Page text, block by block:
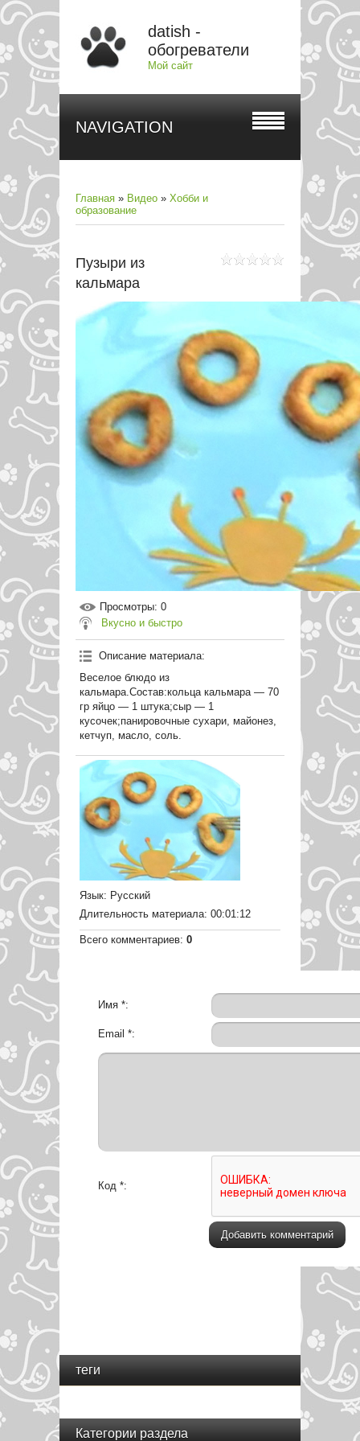
datish -
обогреватели
Мой сайт
NAVIGATION
Главная » Видео » Хобби и
образование
Пузыри из
кальмара
Просмотры: 0
Вкусно и быстро
Описание материала:
Веселое блюдо из
кальмара.Состав:кольца кальмара — 70
гр яйцо — 1 штука;сыр — 1
кусочек;панировочные сухари, майонез,
кетчуп, масло, соль.
Язык: Русский
Длительность материала: 00:01:12
Всего комментариев: 0
Имя *:
Email *:
Код *:
теги
Категории раздела